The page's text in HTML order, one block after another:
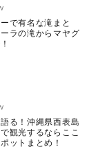
で有名な滝まと
ラの滝からマヤグ
る！沖縄県西表島
観光するならここ
ットまとめ！